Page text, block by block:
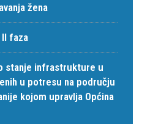
žena
faza
stanje infrastrukture u
u potresu na području
kojom upravlja Općina